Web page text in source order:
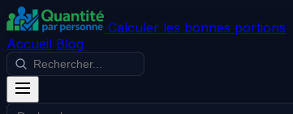
Calculer les bonnes portions
Accueil Blog